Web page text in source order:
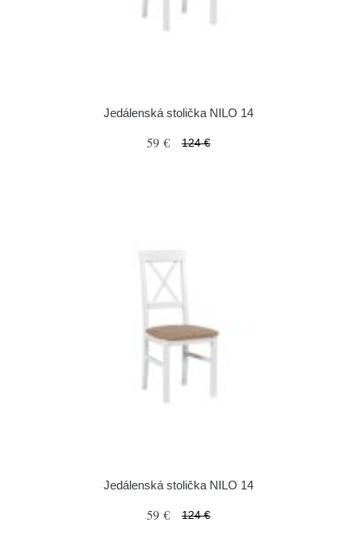
Jedálenská stolička NILO 14
59 € 124 €
Jedálenská stolička NILO 14
59 € 124 €